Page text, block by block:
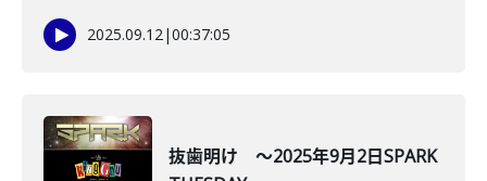
2025.09.12|00:37:05
抜歯明け ～2025年9月2日SPARK